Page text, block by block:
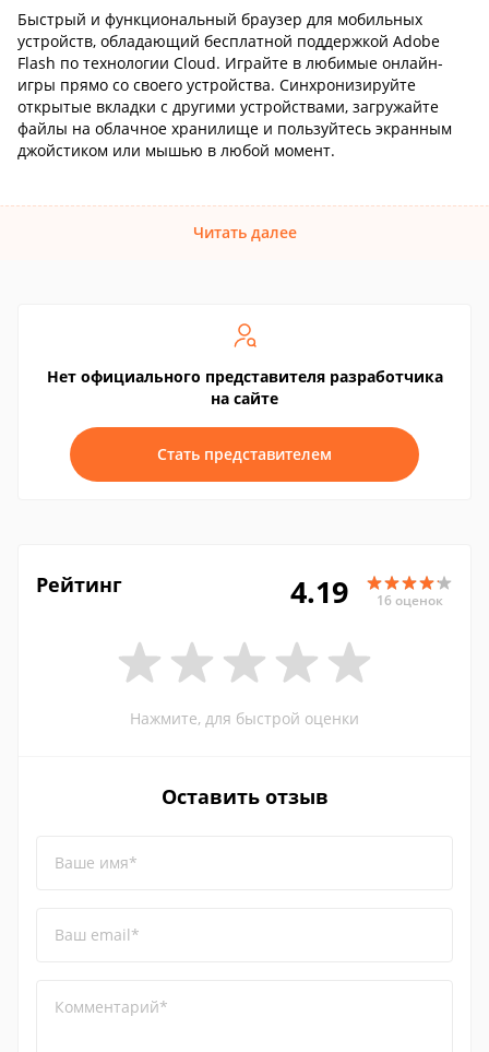
Быстрый и функциональный браузер для мобильных
устройств, обладающий бесплатной поддержкой Adobe
Flash по технологии Cloud. Играйте в любимые онлайн-
игры прямо со своего устройства. Синхронизируйте
открытые вкладки с другими устройствами, загружайте
файлы на облачное хранилище и пользуйтесь экранным
джойстиком или мышью в любой момент.
Читать далее
Нет официального представителя разработчика
на сайте
Стать представителем
Рейтинг 4.19 16 оценок
Нажмите, для быстрой оценки
Оставить отзыв
Ваше имя*
Ваш email*
Комментарий*